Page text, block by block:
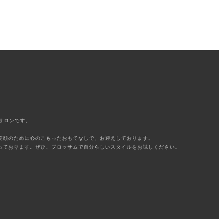
ロンです。
のために心のこもったおもてなしで、お迎えしております。
おります。ぜひ、ブロッサムで自分らしいスタイルをお試しください。